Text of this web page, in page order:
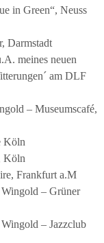
in Green“, Neuss
Darmstadt
meines neuen
am DLF
– Museumscafé,
Köln
Köln
Frankfurt a.M
– Grüner
– Jazzclub